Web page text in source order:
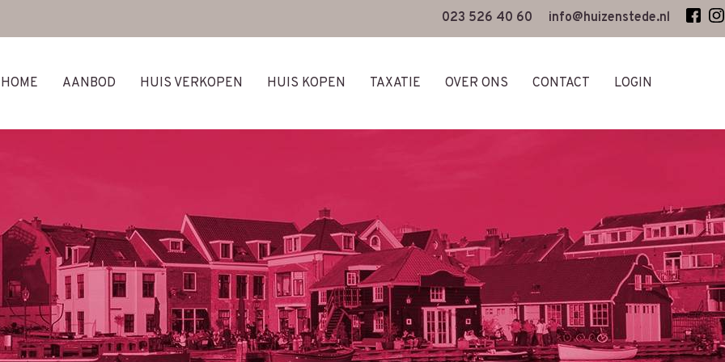
023 526 40 60 info@huizenstede.nl
HOME AANBOD HUIS VERKOPEN HUIS KOPEN TAXATIE OVER ONS CONTACT LOGIN